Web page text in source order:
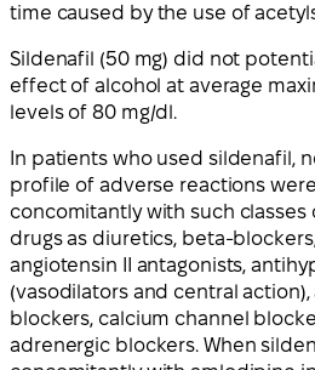
time caused by the use of
Sildenafil (50 mg) did not
effect of alcohol at average
levels of 80 mg/dl.
In patients who used sildenafil,
profile of adverse reactions
concomitantly with such
drugs as diuretics, beta-
angiotensin II antagonists,
(vasodilators and central
blockers, calcium channel
adrenergic blockers. When